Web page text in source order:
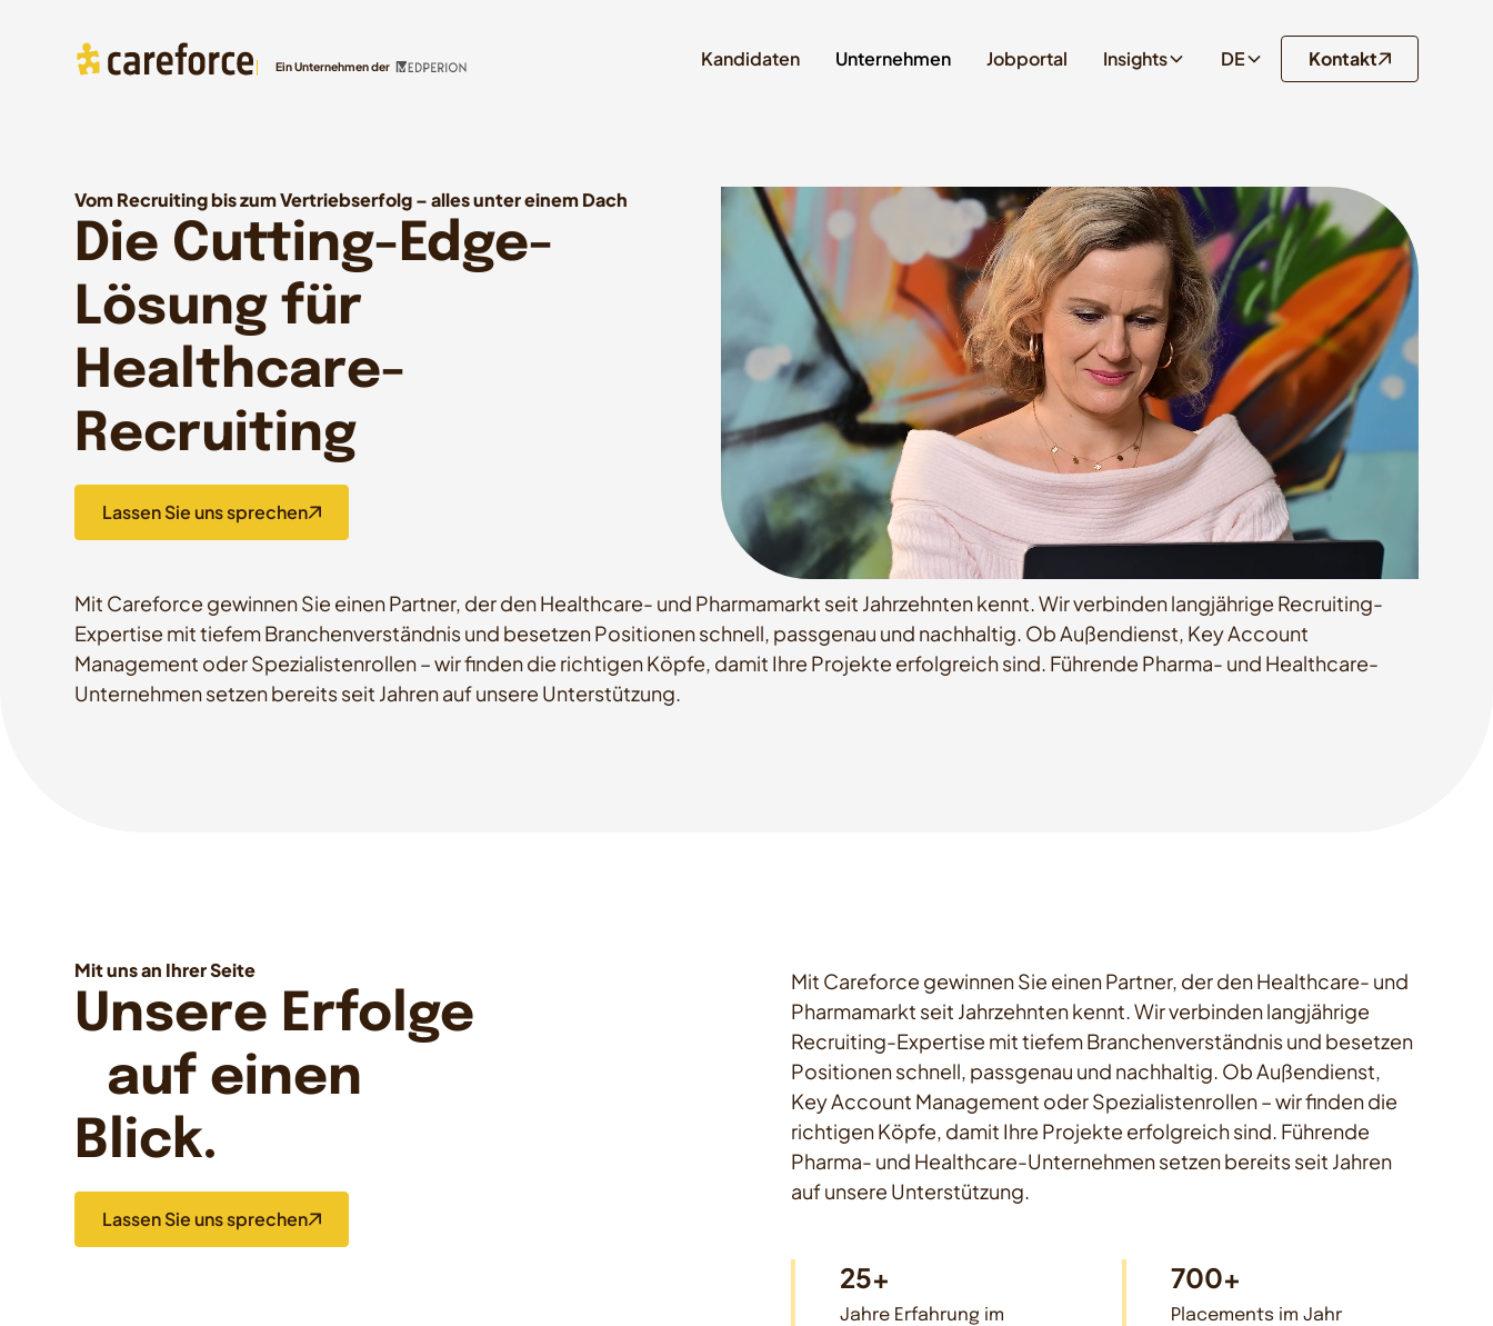
Ein Unternehmen der Kandidaten Unternehmen Jobportal Insights DE Kontakt
Vom Recruiting bis zum Vertriebserfolg – alles unter einem Dach
Die Cutting-Edge-
Lösung für
Healthcare-
Recruiting
Lassen Sie uns sprechen
Mit Careforce gewinnen Sie einen Partner, der den Healthcare- und Pharmamarkt seit Jahrzehnten kennt. Wir verbinden langjährige Recruiting-
Expertise mit tiefem Branchenverständnis und besetzen Positionen schnell, passgenau und nachhaltig. Ob Außendienst, Key Account
Management oder Spezialistenrollen – wir finden die richtigen Köpfe, damit Ihre Projekte erfolgreich sind. Führende Pharma- und Healthcare-
Unternehmen setzen bereits seit Jahren auf unsere Unterstützung.
Mit uns an Ihrer Seite
Unsere Erfolge
auf einen
Blick.
Lassen Sie uns sprechen
Mit Careforce gewinnen Sie einen Partner, der den Healthcare- und
Pharmamarkt seit Jahrzehnten kennt. Wir verbinden langjährige
Recruiting-Expertise mit tiefem Branchenverständnis und besetzen
Positionen schnell, passgenau und nachhaltig. Ob Außendienst,
Key Account Management oder Spezialistenrollen – wir finden die
richtigen Köpfe, damit Ihre Projekte erfolgreich sind. Führende
Pharma- und Healthcare-Unternehmen setzen bereits seit Jahren
auf unsere Unterstützung.
25+
Jahre Erfahrung im
700+
Placements im Jahr